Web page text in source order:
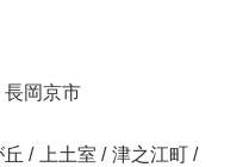
長岡京市
/ 上土室 / 津之江町 /